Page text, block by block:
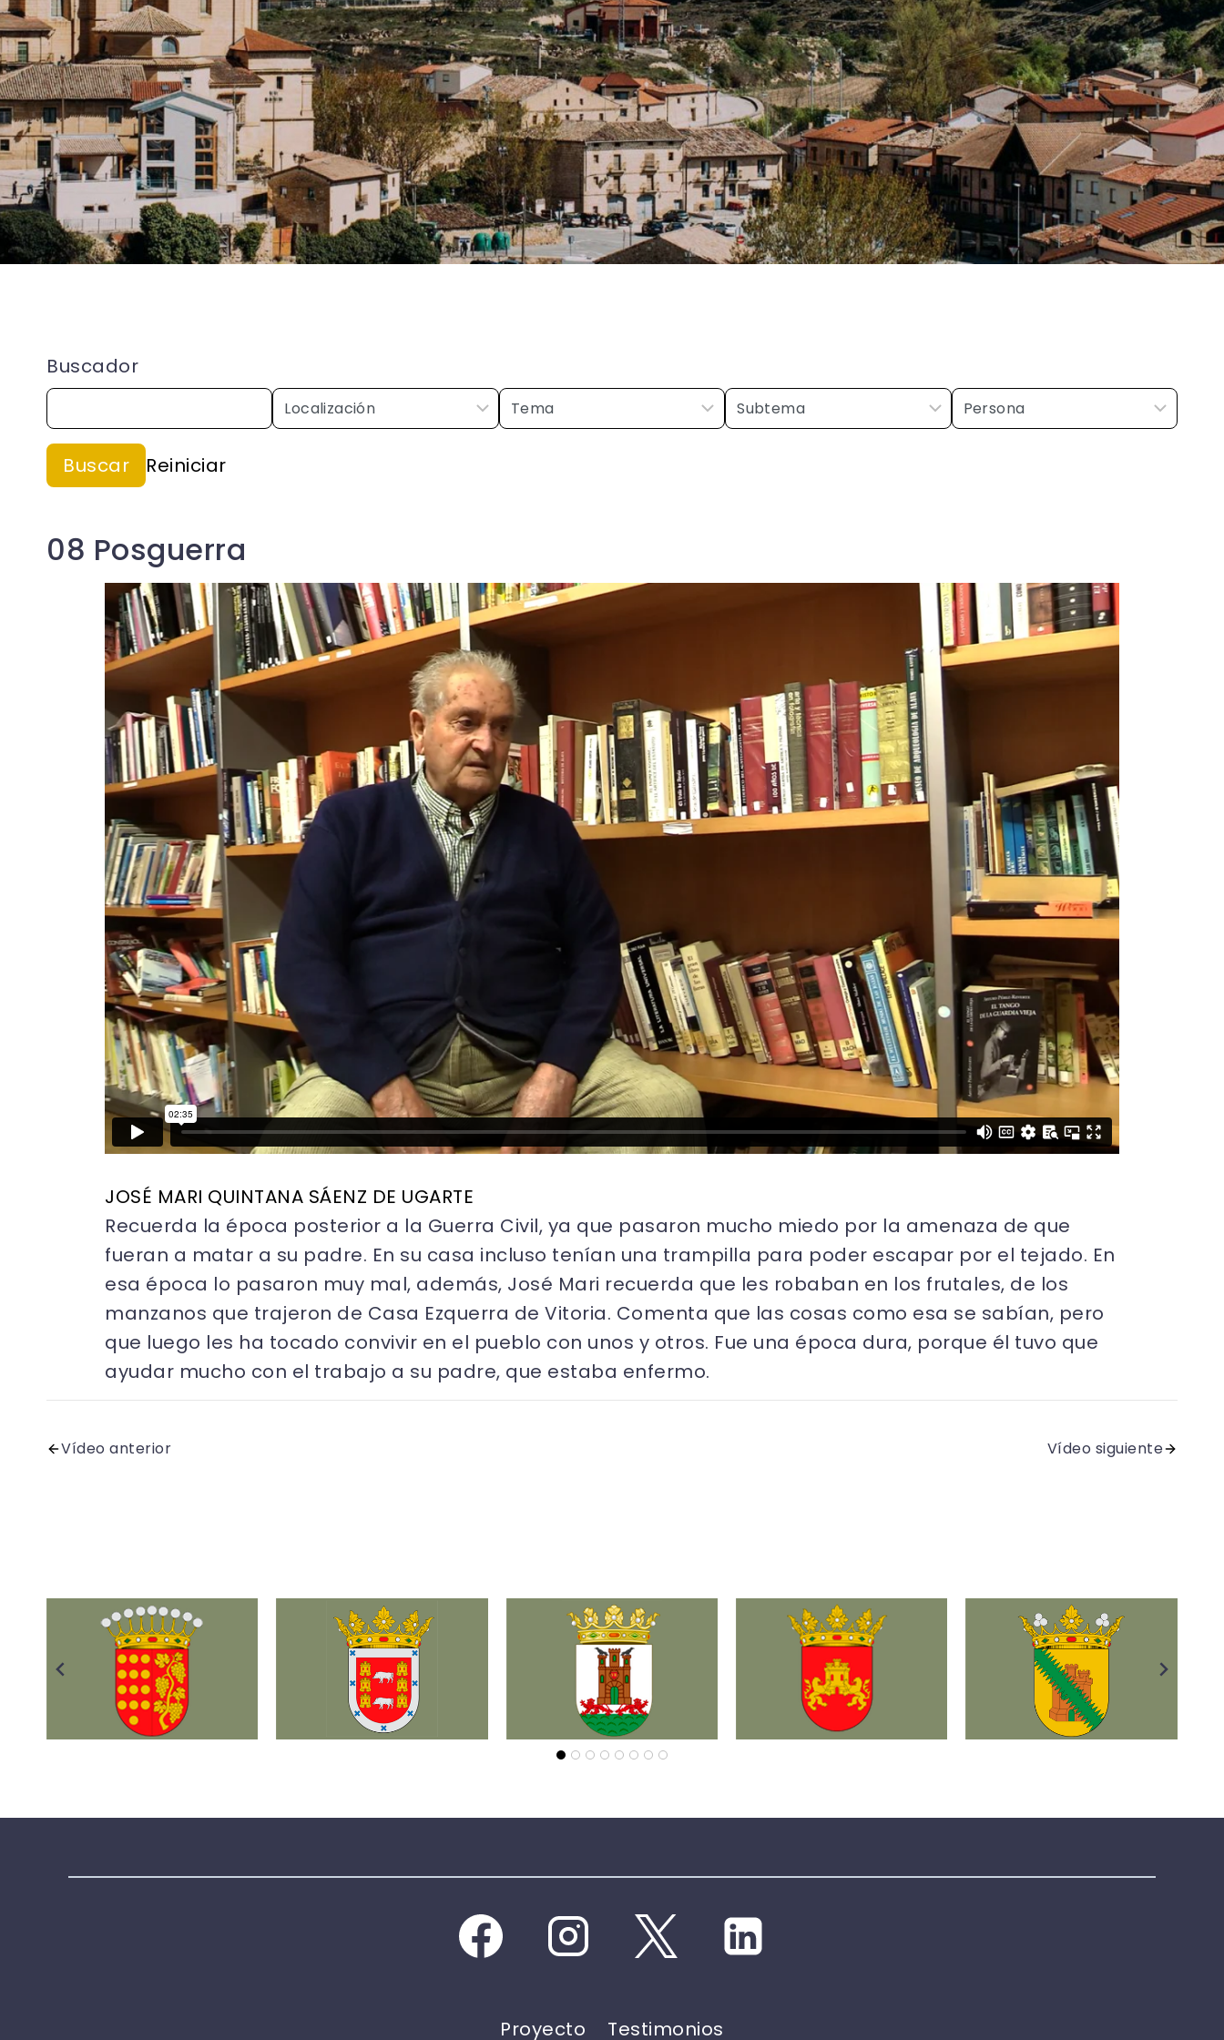
Buscador
08 Posguerra
JOSÉ MARI QUINTANA SÁENZ DE UGARTE
Recuerda la época posterior a la Guerra Civil, ya que pasaron mucho miedo por la amenaza de que
fueran a matar a su padre. En su casa incluso tenían una trampilla para poder escapar por el tejado. En
esa época lo pasaron muy mal, además, José Mari recuerda que les robaban en los frutales, de los
manzanos que trajeron de Casa Ezquerra de Vitoria. Comenta que las cosas como esa se sabían, pero
que luego les ha tocado convivir en el pueblo con unos y otros. Fue una época dura, porque él tuvo que
ayudar mucho con el trabajo a su padre, que estaba enfermo.
Vídeo anterior Vídeo siguiente
Proyecto Testimonios